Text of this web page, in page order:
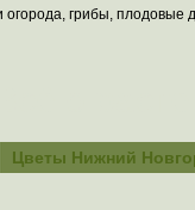
грибы, плодовые
Цветы Нижний